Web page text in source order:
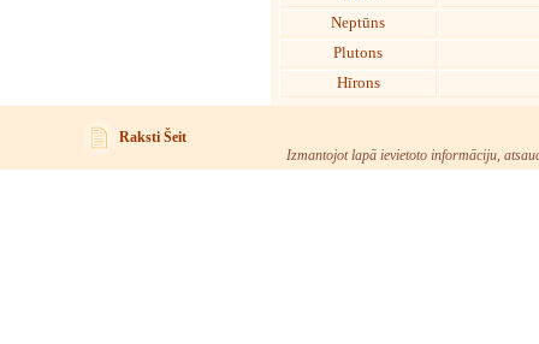
Neptūns
Plutons
Hīrons
Raksti Šeit
Izmantojot lapā ievietoto informāciju,